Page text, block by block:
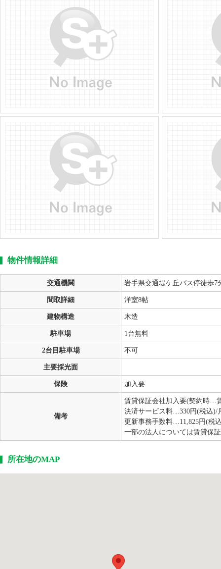
物件情報詳細
交通機関 岩手県交通堤ケ丘バス停徒歩7
間取詳細 洋室8帖
建物構造 木造
駐車場 1台無料
2台目駐車場 不可
主要採光面
保険 加入要
備考
賃貸保証会社加入要(契約時…
決済サービス料…330円(税込)/
更新事務手数料…11,825円(税
一部の法人については賃貸保
所在地のMAP